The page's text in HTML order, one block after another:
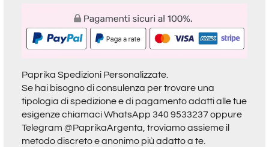
Paprika Spedizioni Personalizzate.
Se hai bisogno di consulenza per trovare una
tipologia di spedizione e di pagamento adatti alle tue
esigenze chiamaciWhatsApp 340 9533237 oppure
Telegram @PaprikaArgenta, troviamo assieme il
metodo discreto e anonimo più adatto a te.